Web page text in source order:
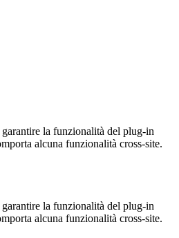
garantire la funzionalità del plug-in
alcuna funzionalità cross-site.
garantire la funzionalità del plug-in
alcuna funzionalità cross-site.